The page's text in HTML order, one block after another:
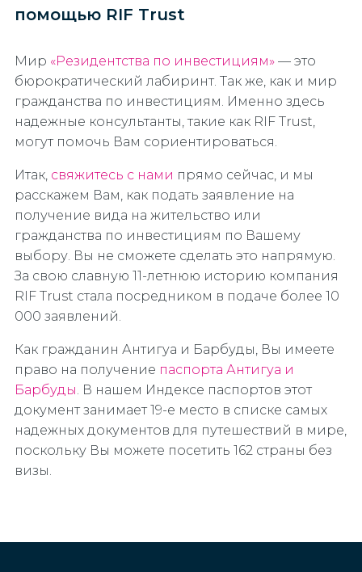
помощью RIF Trust
Мир «Резидентства по инвестициям» — это
бюрократический лабиринт. Так же, как и мир
гражданства по инвестициям. Именно здесь
надежные консультанты, такие как RIF Trust,
могут помочь Вам сориентироваться.
Итак, свяжитесь с нами прямо сейчас, и мы
расскажем Вам, как подать заявление на
получение вида на жительство или
гражданства по инвестициям по Вашему
выбору. Вы не сможете сделать это напрямую.
За свою славную 11-летнюю историю компания
RIF Trust стала посредником в подаче более 10
000 заявлений.
Как гражданин Антигуа и Барбуды, Вы имеете
право на получение паспорта Антигуа и
Барбуды. В нашем Индексе паспортов этот
документ занимает 19-е место в списке самых
надежных документов для путешествий в мире,
поскольку Вы можете посетить 162 страны без
визы.